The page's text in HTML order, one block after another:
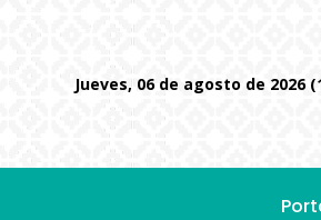
jueves, 06 de agosto de 2026